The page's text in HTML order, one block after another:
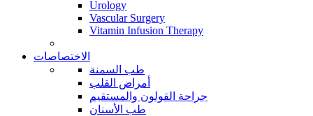
Urology
Vascular Surgery
Vitamin Infusion Therapy
الاختصاصات
طب السمنة
أمراض القلب
جراحة القولون والمستقيم
طب الأسنان